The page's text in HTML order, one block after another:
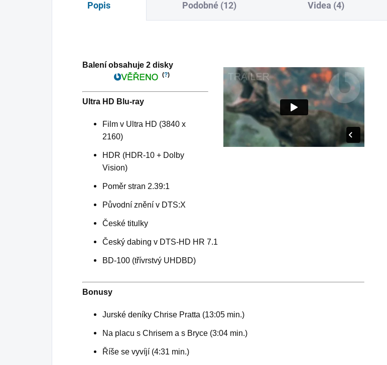
Popis Podobné (12) Videa (4)
Balení obsahuje 2 disky
(?)
Ultra HD Blu-ray
Film v Ultra HD (3840 x
2160)
HDR (HDR-10 + Dolby
Vision)
Poměr stran 2.39:1
Původní znění v DTS:X
České titulky
Český dabing v DTS-HD HR 7.1
BD-100 (třívrstvý UHDBD)
Bonusy
Jurské deníky Chrise Pratta (13:05 min.)
Na placu s Chrisem a s Bryce (3:04 min.)
Říše se vyvíjí (4:31 min.)